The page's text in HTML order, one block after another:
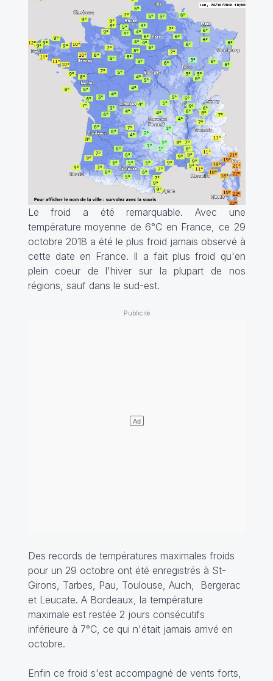
Le froid a été remarquable. Avec une
température moyenne de 6°C en France, ce 29
octobre 2018 a été le plus froid jamais observé à
cette date en France. Il a fait plus froid qu'en
plein coeur de l'hiver sur la plupart de nos
régions, sauf dans le sud-est.
Des records de températures maximales froids
pour un 29 octobre ont été enregistrés à St-
Girons, Tarbes, Pau, Toulouse, Auch, Bergerac
et Leucate. A Bordeaux, la température
maximale est restée 2 jours consécutifs
inférieure à 7°C, ce qui n'était jamais arrivé en
octobre.
Enfin ce froid s'est accompagné de vents forts,